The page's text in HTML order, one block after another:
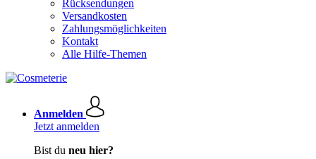
Rücksendungen
Versandkosten
Zahlungsmöglichkeiten
Kontakt
Alle Hilfe-Themen
Anmelden
Jetzt anmelden
Bist du neu hier?